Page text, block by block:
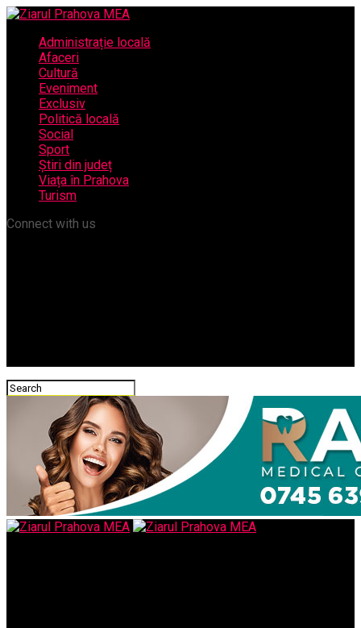
Administrație locală
Afaceri
Cultură
Eveniment
Exclusiv
Politică locală
Social
Sport
Știri din județ
Viața în Prahova
Turism
Connect with us